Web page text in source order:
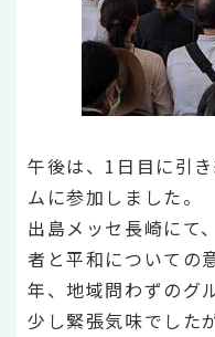
午後は、1日目に引
ムに参加しました。
出島メッセ長崎にて
者と平和についての
年、地域問わずのグ
少し緊張気味でした